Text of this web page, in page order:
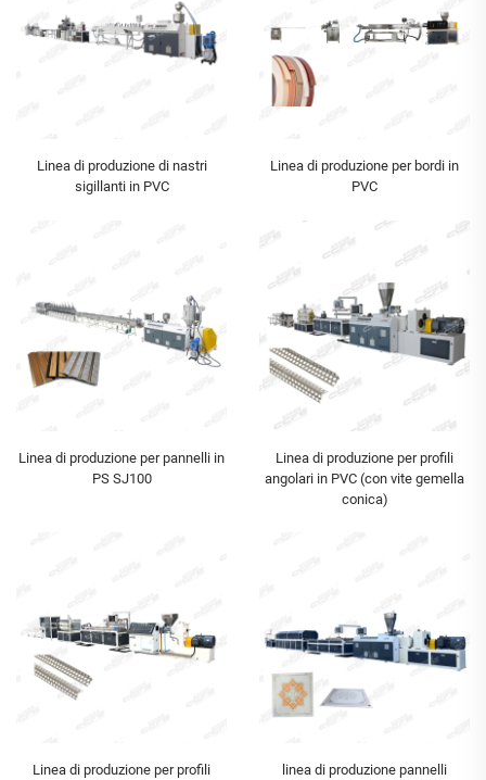
Linea di produzione di nastri
sigillanti in PVC
Linea di produzione per bordi in
PVC
Linea di produzione per pannelli in
PS SJ100
Linea di produzione per profili
angolari in PVC (con vite gemella
conica)
Linea di produzione per profili
linea di produzione pannelli